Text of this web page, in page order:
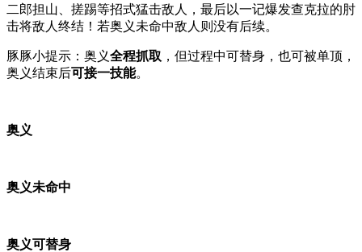
二郎担山、搓踢等招式猛击敌人，最后以一记爆发查克拉的肘
击将敌人终结！若奥义未命中敌人则没有后续。
豚豚小提示：奥义全程抓取 ，但过程中可替身，也可被单顶，
奥义结束后可接一技能。
奥义
奥义未命中
奥义可替身